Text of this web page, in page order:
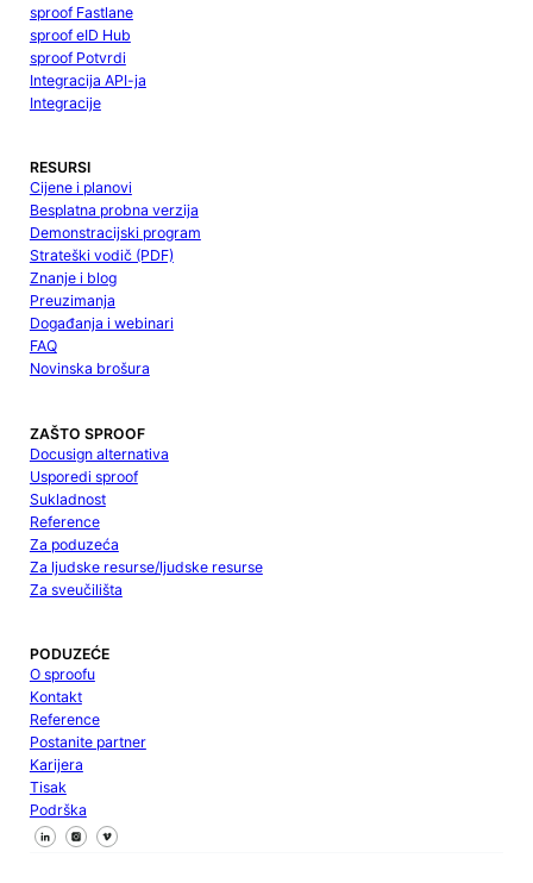
sproof Fastlane
sproof eID Hub
sproof Potvrdi
Integracija API-ja
Integracije
RESURSI
Cijene i planovi
Besplatna probna verzija
Demonstracijski program
Strateški vodič (PDF)
Znanje i blog
Preuzimanja
Događanja i webinari
FAQ
Novinska brošura
ZAŠTO SPROOF
Docusign alternativa
Usporedi sproof
Sukladnost
Reference
Za poduzeća
Za ljudske resurse/ljudske resurse
Za sveučilišta
PODUZEĆE
O sproofu
Kontakt
Reference
Postanite partner
Karijera
Tisak
Podrška
Pratite nas na Facebooku
Pratite nas na X
Pratite nas na LinkedInu